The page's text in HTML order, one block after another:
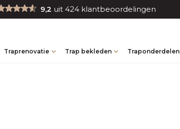
9,2 uit 424 klantbeoordelingen
Traprenovatie Trap bekleden Traponderdelen